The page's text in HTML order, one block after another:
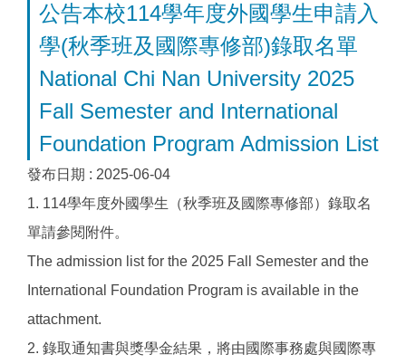
公告本校114學年度外國學生申請入
學(秋季班及國際專修部)錄取名單
National Chi Nan University 2025
Fall Semester and International
Foundation Program Admission List
發布日期 : 2025-06-04
1. 114學年度外國學生（秋季班及國際專修部）錄取名
單請參閱附件。
The admission list for the 2025 Fall Semester and the
International Foundation Program is available in the
attachment.
2. 錄取通知書與獎學金結果，將由國際事務處與國際專